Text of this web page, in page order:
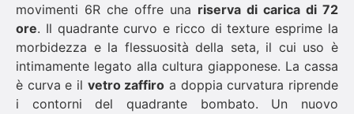
movimenti 6R che offre una riserva di carica di 72
ore. Il quadrante curvo e ricco di texture esprime la
morbidezza e la flessuosità della seta, il cui uso è
intimamente legato alla cultura giapponese. La cassa
è curva e il vetro zaffiro a doppia curvatura riprende
i contorni del quadrante bombato. Un nuovo